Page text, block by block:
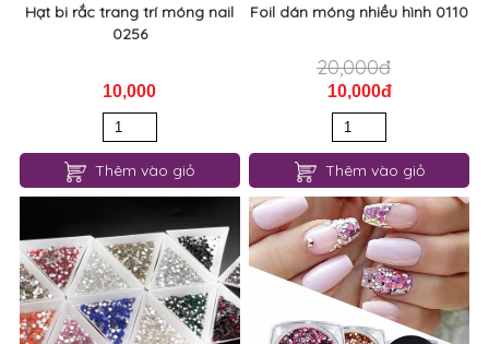
Hạt bi rắc trang trí móng nail
0256
10,000
Thêm vào giỏ
Foil dán móng nhiều hình 0110
20,000đ
10,000đ
Thêm vào giỏ